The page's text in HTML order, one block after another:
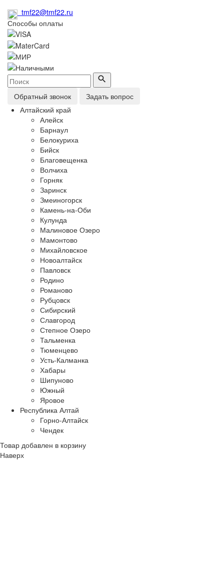
tmf22@tmf22.ru
Способы оплаты
Обратный звонок
Задать вопрос
Алтайский край
Алейск
Барнаул
Белокуриха
Бийск
Благовещенка
Волчиха
Горняк
Заринск
Змеиногорск
Камень-на-Оби
Кулунда
Малиновое Озеро
Мамонтово
Михайловское
Новоалтайск
Павловск
Родино
Романово
Рубцовск
Сибирский
Славгород
Степное Озеро
Тальменка
Тюменцево
Усть-Калманка
Хабары
Шипуново
Южный
Яровое
Республика Алтай
Горно-Алтайск
Чендек
Товар добавлен в корзину
Наверх